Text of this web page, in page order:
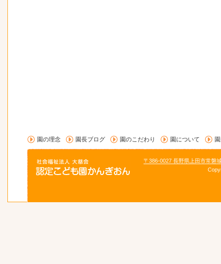
園の理念 園長ブログ 園のこだわり 園について
〒386-0027 長野県上田市常磐